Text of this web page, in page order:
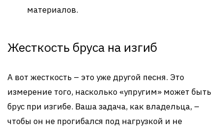
материалов.
Жесткость бруса на изгиб
А вот жесткость – это уже другой песня. Это
измерение того, насколько «упругим» может быть
брус при изгибе. Ваша задача, как владельца, –
чтобы он не прогибался под нагрузкой и не